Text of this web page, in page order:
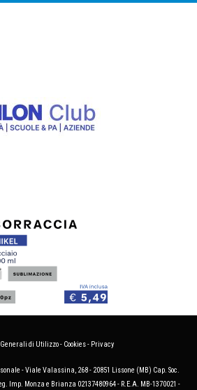
di Utilizzo- Cookies- Privacy
- Viale Valassina, 268 - 20851 Lissone (MB) Cap. Soc.
Imp. Monza e Brianza 02137480964 - R.E.A. MB-1370021 -